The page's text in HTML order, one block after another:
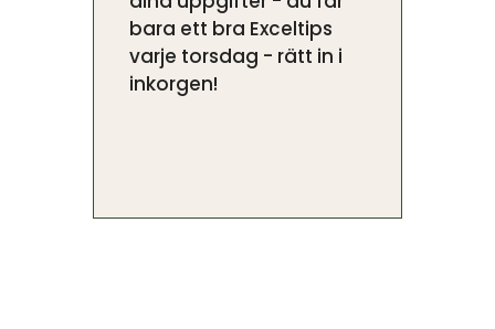
bara ett bra Exceltips
varje torsdag - rätt in i
inkorgen!